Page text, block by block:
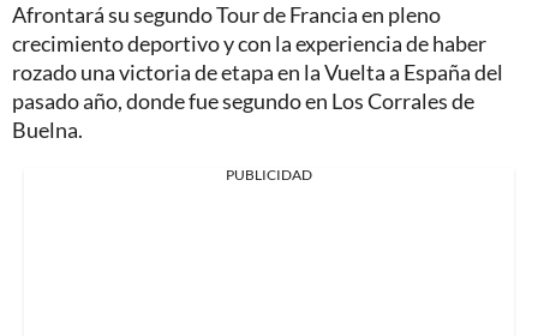
Afrontará su segundo Tour de Francia en pleno
crecimiento deportivo y con la experiencia de haber
rozado una victoria de etapa en la Vuelta a España del
pasado año, donde fue segundo en Los Corrales de
Buelna.
PUBLICIDAD